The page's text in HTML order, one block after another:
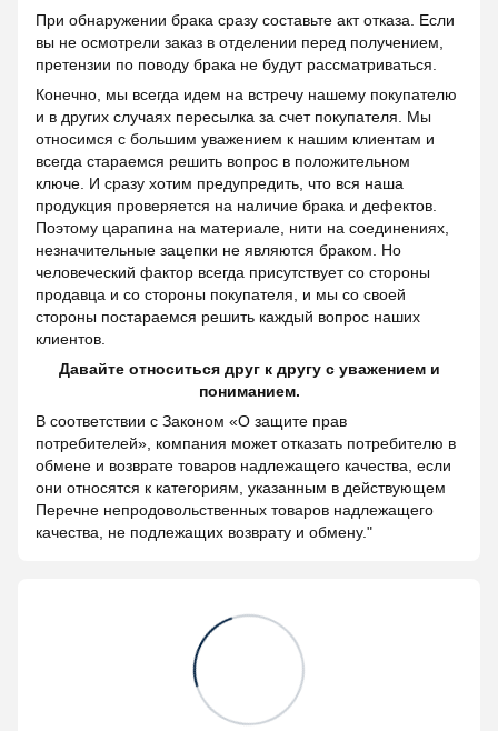
При обнаружении брака сразу составьте акт отказа. Если
вы не осмотрели заказ в отделении перед получением,
претензии по поводу брака не будут рассматриваться.
Конечно, мы всегда идем на встречу нашему покупателю
и в других случаях пересылка за счет покупателя. Мы
относимся с большим уважением к нашим клиентам и
всегда стараемся решить вопрос в положительном
ключе. И сразу хотим предупредить, что вся наша
продукция проверяется на наличие брака и дефектов.
Поэтому царапина на материале, нити на соединениях,
незначительные зацепки не являются браком. Но
человеческий фактор всегда присутствует со стороны
продавца и со стороны покупателя, и мы со своей
стороны постараемся решить каждый вопрос наших
клиентов.
Давайте относиться друг к другу с уважением и
пониманием.
В соответствии с Законом «О защите прав
потребителей», компания может отказать потребителю в
обмене и возврате товаров надлежащего качества, если
они относятся к категориям, указанным в действующем
Перечне непродовольственных товаров надлежащего
качества, не подлежащих возврату и обмену."